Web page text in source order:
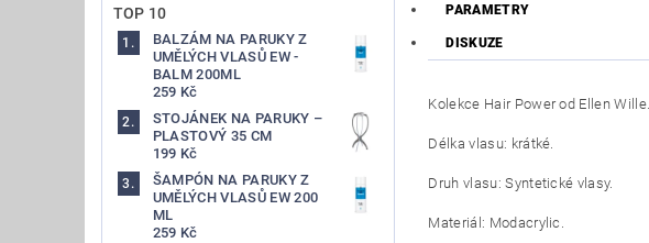
TOP 10
BALZÁM NA PARUKY Z
UMĚLÝCH VLASŮ EW -
BALM 200ML
259 Kč
STOJÁNEK NA PARUKY –
PLASTOVÝ 35 CM
199 Kč
ŠAMPÓN NA PARUKY Z
UMĚLÝCH VLASŮ EW 200
ML
259 Kč
PARAMETRY
DISKUZE
Kolekce Hair Power od Ellen Wille.
Délka vlasu: krátké.
Druh vlasu: Syntetické vlasy.
Materiál: Modacrylic.